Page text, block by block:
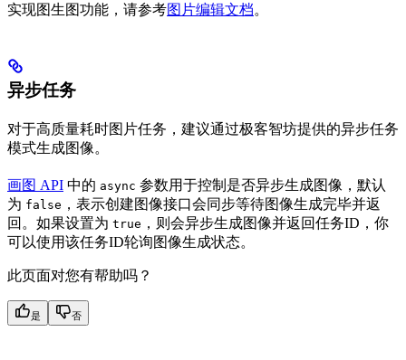
实现图生图功能，请参考图片编辑文档。
异步任务
对于高质量耗时图片任务，建议通过极客智坊提供的异步任务
模式生成图像。
画图 API 中的 async 参数用于控制是否异步生成图像，默认
为 false ，表示创建图像接口会同步等待图像生成完毕并返
回。如果设置为 true ，则会异步生成图像并返回任务ID，你
可以使用该任务ID轮询图像生成状态。
此页面对您有帮助吗？
是 否